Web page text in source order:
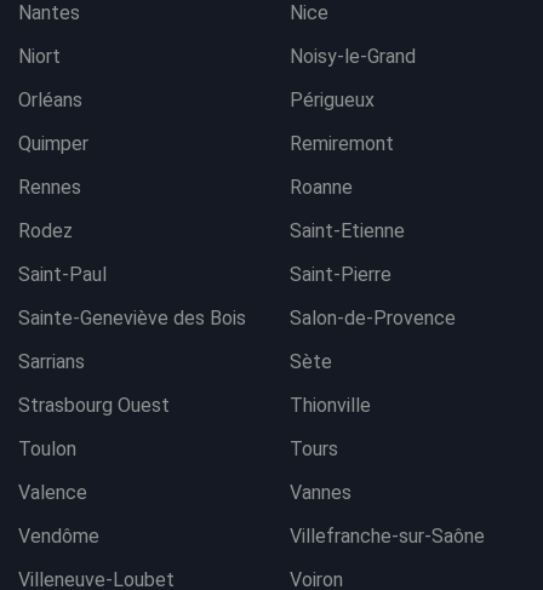
Nantes
Nice
Niort
Noisy-le-Grand
Orléans
Périgueux
Quimper
Remiremont
Rennes
Roanne
Rodez
Saint-Etienne
Saint-Paul
Saint-Pierre
Sainte-Geneviève des Bois
Salon-de-Provence
Sarrians
Sète
Strasbourg Ouest
Thionville
Toulon
Tours
Valence
Vannes
Vendôme
Villefranche-sur-Saône
Villeneuve-Loubet
Voiron